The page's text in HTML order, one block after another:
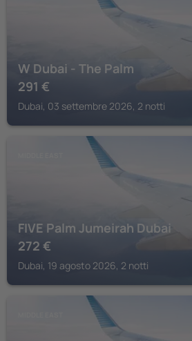
W Dubai - The Palm
291 €
Dubai, 03 settembre 2026, 2 notti
FIVE Palm Jumeirah Dubai
272 €
Dubai, 19 agosto 2026, 2 notti